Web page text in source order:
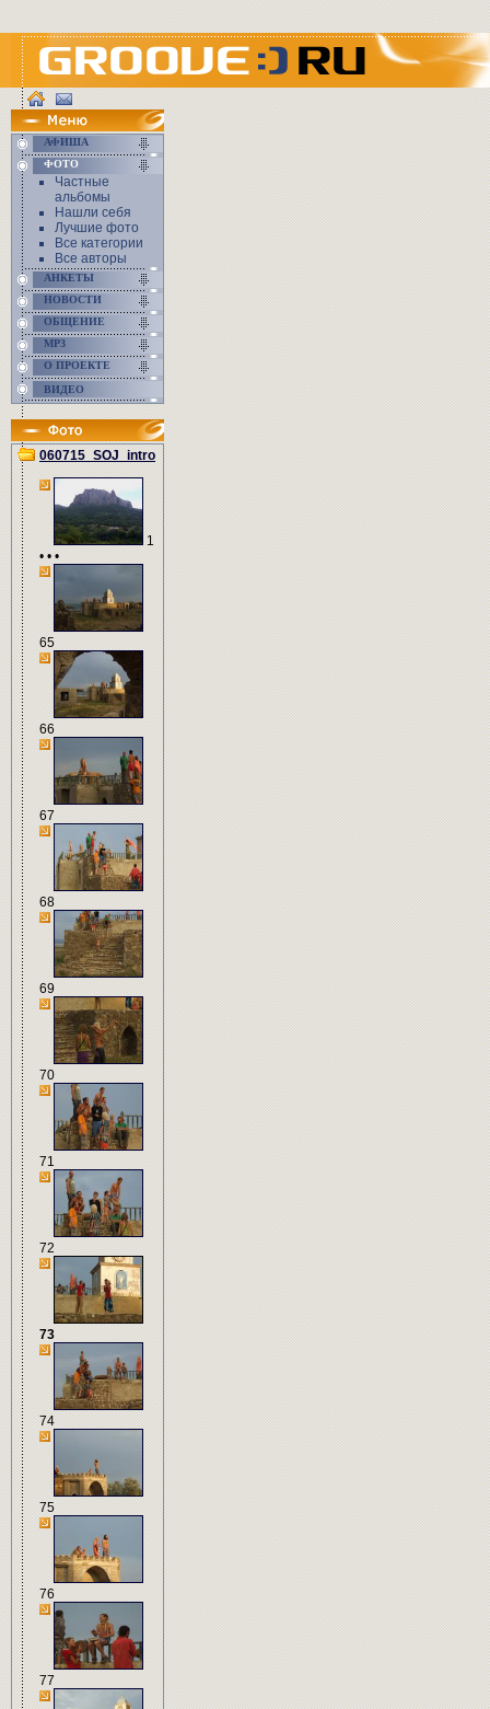
АФИША
ФОТО
Частные
альбомы
Нашли себя
Лучшие фото
Все категории
Все авторы
АНКЕТЫ
НОВОСТИ
ОБЩЕНИЕ
MP3
О ПРОЕКТЕ
ВИДЕО
060715_SOJ_intro
1
• • •
65
66
67
68
69
70
71
72
73
74
75
76
77